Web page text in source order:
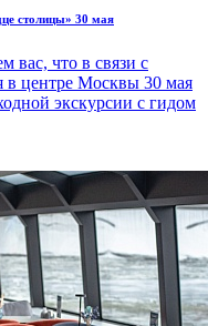
столицы» 30 мая
что в связи с
центре Москвы 30 мая
экскурсии с гидом